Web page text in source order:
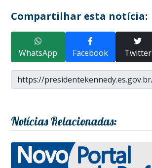
Compartilhar esta notícia:
WhatsApp Facebook Twitter
Notícias Relacionadas: